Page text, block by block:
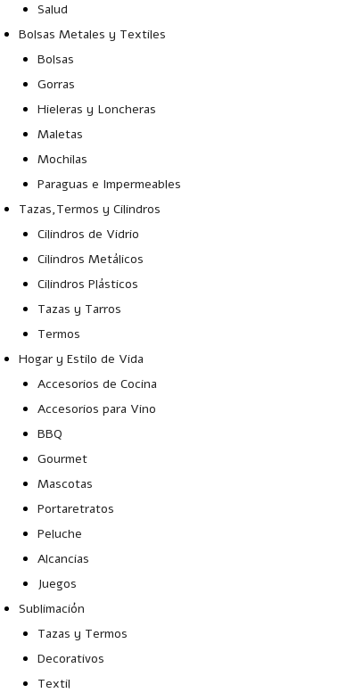
Salud
Bolsas Metales y Textiles
Bolsas
Gorras
Hieleras y Loncheras
Maletas
Mochilas
Paraguas e Impermeables
Tazas,Termos y Cilindros
Cilindros de Vidrio
Cilindros Metálicos
Cilindros Plásticos
Tazas y Tarros
Termos
Hogar y Estilo de Vida
Accesorios de Cocina
Accesorios para Vino
BBQ
Gourmet
Mascotas
Portaretratos
Peluche
Alcancias
Juegos
Sublimación
Tazas y Termos
Decorativos
Textil